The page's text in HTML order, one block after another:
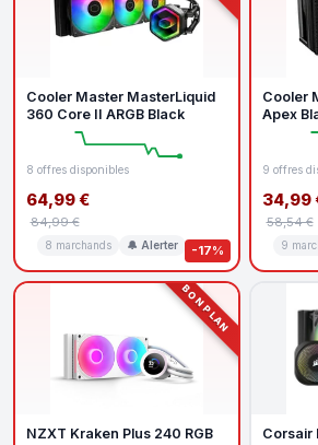
-17%
Cooler Master MasterLiquid
360 Core II ARGB Black
8 offres disponibles
64,99 €
84,99 €
8 marchands 🔔 Alerter
Cooler
Apex
9 offres
34,99
58,54 €
9
BON PLAN
NZXT Kraken Plus 240 RGB
Corsair